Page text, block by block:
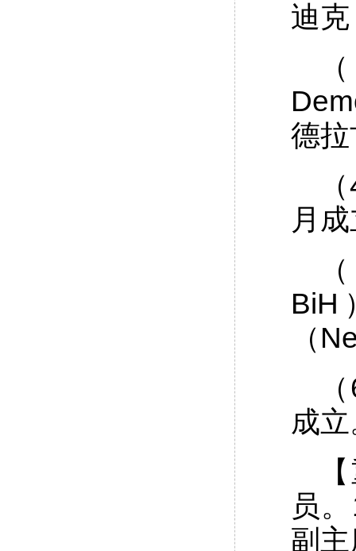
迪
德拉
月
BiH
（
成
员
副